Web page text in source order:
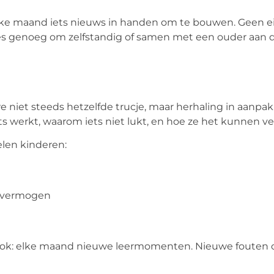
maand iets nieuws in handen om te bouwen. Geen
genoeg om zelfstandig of samen met een ouder aan
niet steeds hetzelfde trucje, maar herhaling in
werkt, waarom iets niet lukt, en hoe ze het kunnen
kinderen:
elke maand nieuwe leermomenten. Nieuwe fouten